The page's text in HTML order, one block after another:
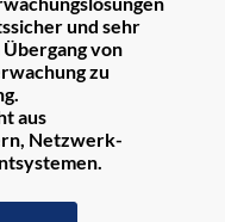
und sehr
von
zu
aus
Netzwerk-